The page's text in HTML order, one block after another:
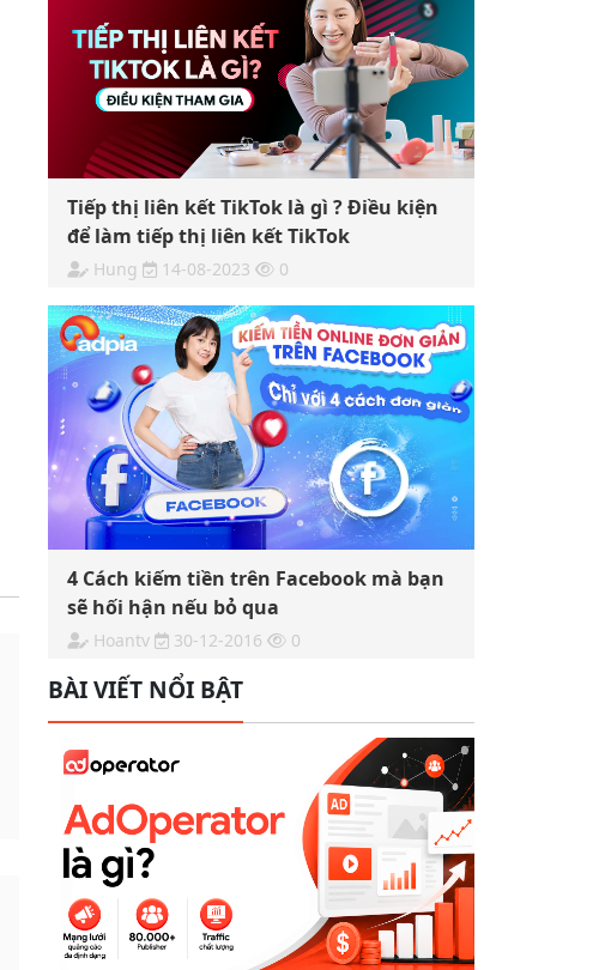
Tiếp thị liên kết TikTok là gì ? Điều kiện
để làm tiếp thị liên kết TikTok
Hung 14-08-2023 0
4 Cách kiếm tiền trên Facebook mà bạn
sẽ hối hận nếu bỏ qua
Hoantv 30-12-2016 0
BÀI VIẾT NỔI BẬT